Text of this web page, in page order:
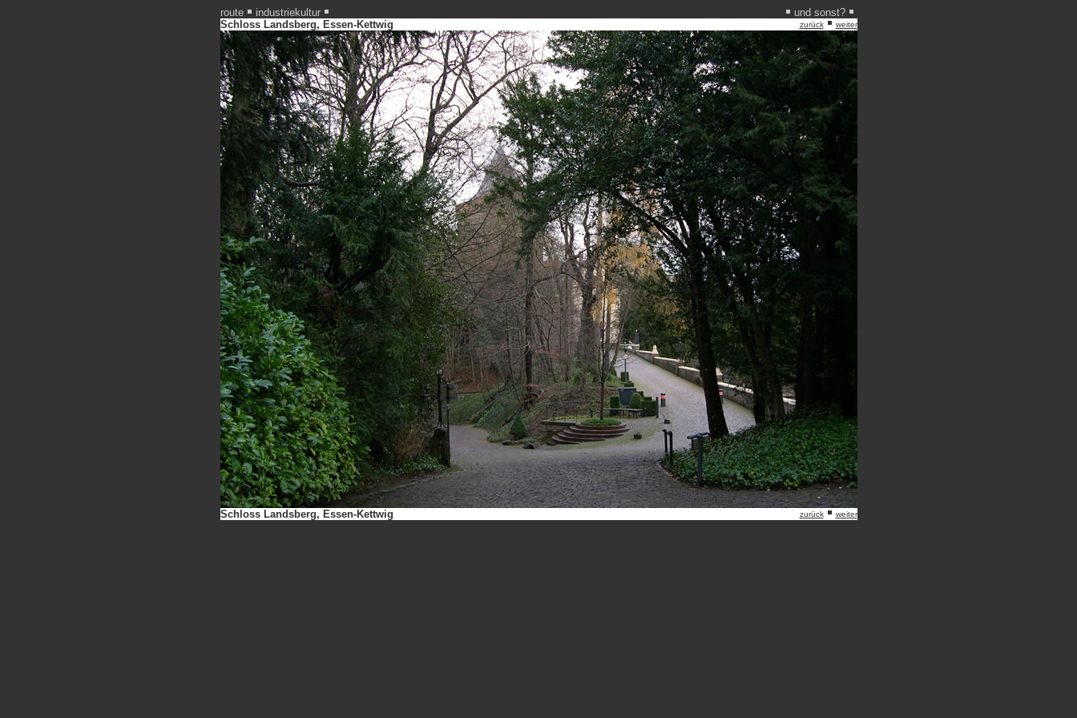
route industriekultur
und sonst?
Schloss Landsberg, Essen-Kettwig
zurück weiter
Schloss Landsberg, Essen-Kettwig zurück weiter